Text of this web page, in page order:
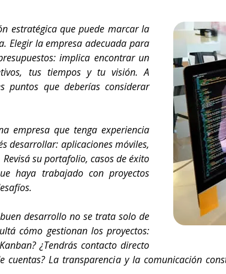
estratégica que puede marcar la
Elegir la empresa adecuada para
implica encontrar un
tus tiempos y tu visión. A
puntos que deberías considerar
empresa que tenga experiencia
desarrollar: aplicaciones móviles,
su portafolio, casos de éxito
haya trabajado con proyectos
desarrollo no se trata solo de
cómo gestionan los proyectos:
¿Tendrás contacto directo
La transparencia y la comunicación